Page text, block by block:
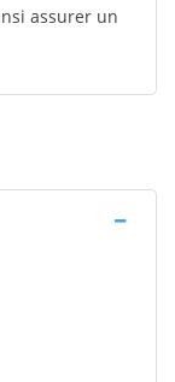
assurer un